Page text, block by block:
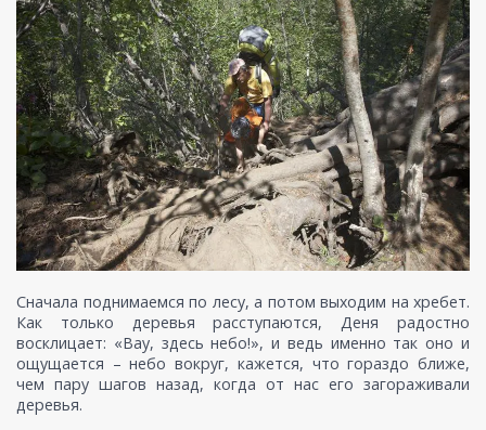
Сначала поднимаемся по лесу, а потом выходим на хребет.
Как только деревья расступаются, Деня радостно
восклицает: «Вау, здесь небо!», и ведь именно так оно и
ощущается – небо вокруг, кажется, что гораздо ближе,
чем пару шагов назад, когда от нас его загораживали
деревья.